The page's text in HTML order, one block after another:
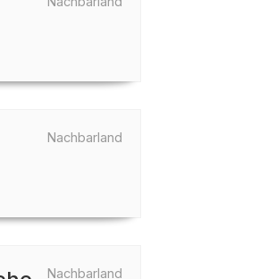
Nachbarland
Nachbarland